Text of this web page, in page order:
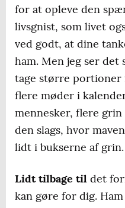
for at opleve den
livsgnist, som livet
ved godt, at dine
ham. Men jeg ser
tage større portioner
flere møder i
mennesker, flere grin
den slags, hvor
lidt i bukserne af grin.
Lidt tilbage til det
kan gøre for dig.